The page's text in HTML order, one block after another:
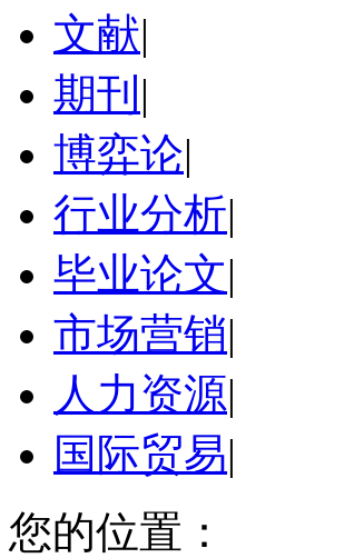
文献|
期刊 |
博弈论|
行业分析|
毕业论文|
市场营销|
人力资源|
国际贸易|
您的位置：